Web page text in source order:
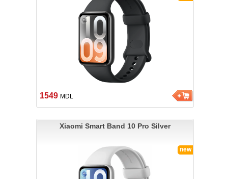
1549 MDL
new
Xiaomi Smart Band 10 Pro Silver